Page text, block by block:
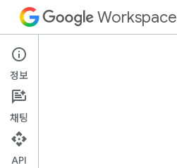
Workspace
Google Calendar
개요
정보
채팅
API